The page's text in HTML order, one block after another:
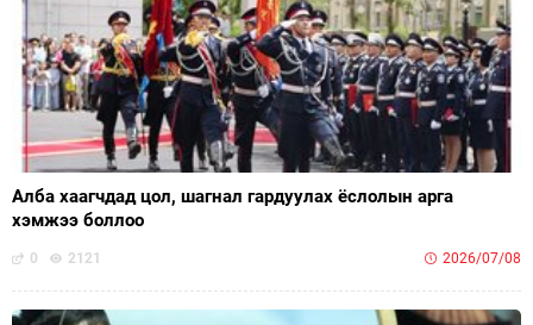
Алба хаагчдад цол, шагнал гардуулах ёслолын арга
хэмжээ боллоо
0 2121 2026/07/08